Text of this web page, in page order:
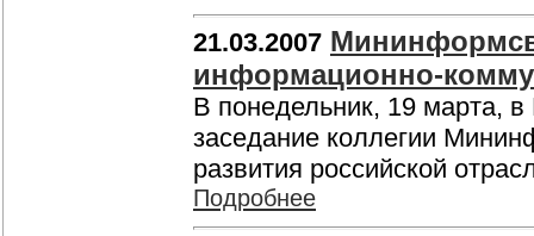
21.03.2007
информационно-
В понедельник, 19 марта,
заседание коллегии
развития российской
Подробнее